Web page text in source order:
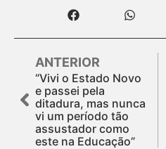
ANTERIOR
“Vivi o Estado Novo
e passei pela
ditadura, mas nunca
vi um período tão
assustador como
este na Educação”